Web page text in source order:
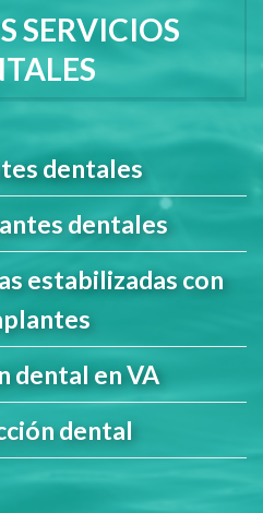
SERVICIOS
dentales
dentales
estabilizadas con
dental en VA
dental